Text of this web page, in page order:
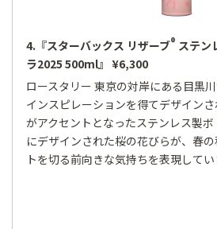
4.『スターバックス リザーブ® ステン
ラ2025 500ml』 ¥6,300
ロースタリー 東京の対岸にある目黒
インスピレーションを得てデザイン
がアクセントとなったステンレス製
にデザインされた桜の花びらが、春
トを切る前向きな気持ちを表現してい